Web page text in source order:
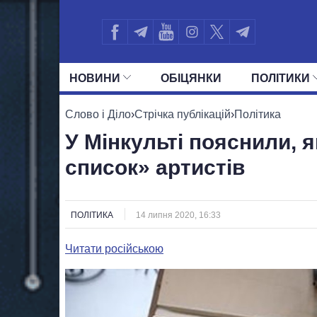
НОВИНИ ОБIЦЯНКИ ПОЛIТИКИ
УСІ ПОЛІТИКИ ПРЕЗИДЕНТ І ОФІС
Слово і Діло›Стрічка публікацій›Політика
У Мінкульті пояснили,
список» артистів
ПОЛІТИКА 14 липня 2020, 16:33
Читати російською